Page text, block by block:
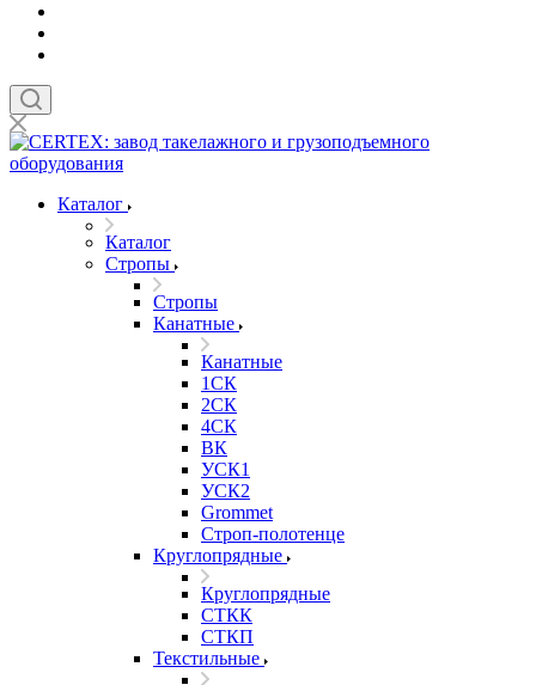
Каталог
Каталог
Стропы
Стропы
Канатные
Канатные
1СК
2СК
4СК
ВК
УСК1
УСК2
Grommet
Строп-полотенце
Круглопрядные
Круглопрядные
СТКК
СТКП
Текстильные